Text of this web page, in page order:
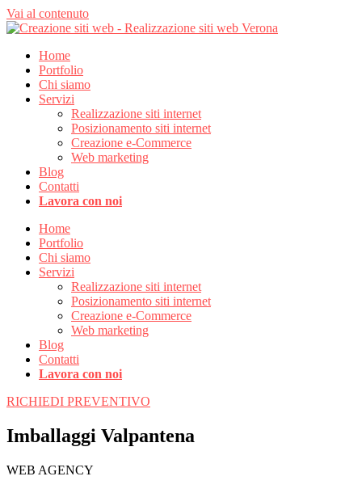
Vai al contenuto
Home
Portfolio
Chi siamo
Servizi
Realizzazione siti internet
Posizionamento siti internet
Creazione e-Commerce
Web marketing
Blog
Contatti
Lavora con noi
Home
Portfolio
Chi siamo
Servizi
Realizzazione siti internet
Posizionamento siti internet
Creazione e-Commerce
Web marketing
Blog
Contatti
Lavora con noi
RICHIEDI PREVENTIVO
Imballaggi Valpantena
WEB AGENCY